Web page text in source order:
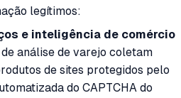
legítimos:
e inteligência de comércio
análise de varejo coletam
de sites protegidos pelo
do CAPTCHA do